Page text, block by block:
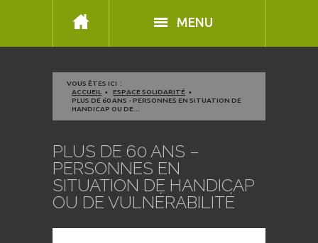
MENU
VOUS ÊTES ICI :
ACCUEIL
ESPACE SOLIDARITÉ
PLUS DE 60 ANS - PERSONNES EN SITUATION DE
HANDICAP OU DE...
PLUS DE 60 ANS –
PERSONNES EN
SITUATION DE HANDICAP
OU DE VULNÉRABILITÉ